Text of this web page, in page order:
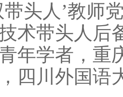
带头人’教师
术带头人后
年学者，重
四川外国语